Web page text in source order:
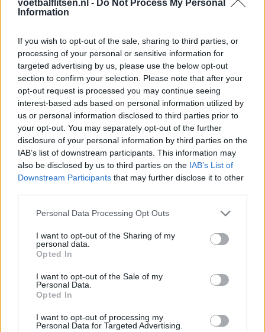
voetbalflitsen.nl - Do Not Process My Personal
Information
If you wish to opt-out of the sale, sharing to third parties, or
processing of your personal or sensitive information for
targeted advertising by us, please use the below opt-out
section to confirm your selection. Please note that after your
opt-out request is processed you may continue seeing
interest-based ads based on personal information utilized by
us or personal information disclosed to third parties prior to
your opt-out. You may separately opt-out of the further
disclosure of your personal information by third parties on the
IAB’s list of downstream participants. This information may
also be disclosed by us to third parties on the IAB’s List of
Downstream Participants that may further disclose it to other
Personal Data Processing Opt Outs
I want to opt-out of the Sharing of my
personal data.
Opted In
I want to opt-out of the Sale of my
Personal Data.
Opted In
I want to opt-out of processing my
Personal Data for Targeted Advertising.
De eerste Míchel-dagen bij Ajax: Blind coacht,
Gloukh krijgt standje en Ceballos wordt gebeld
Steur kiest voor Newcastle na gemiste
duidelijkheid bij Ajax
Blind kan bij Ajax de speler naast Míchel worden
terug op Ajax-keuze
duidelijker
Ajax begint voorbereiding met nederlaag: zo ziet
de route naar PEC eruit
Zo overtuigde PSV Sven Mijnans en bleef Ajax
met lege handen achter